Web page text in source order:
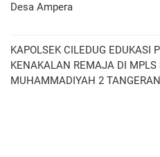
Desa Ampera
KAPOLSEK CILEDUG EDUKASI
KENAKALAN REMAJA DI MPLS
MUHAMMADIYAH 2